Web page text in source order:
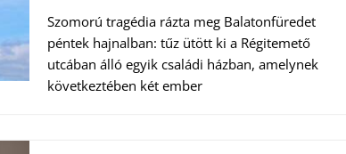
Szomorú tragédia rázta meg Balatonfüredet
péntek hajnalban: tűz ütött ki a Régitemető
utcában álló egyik családi házban, amelynek
következtében két ember